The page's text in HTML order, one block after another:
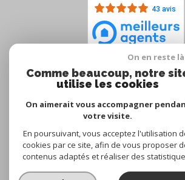
43 avis
Nous
adhérons
© 2026 | Tous droits réservés | Traduction
Nos honoraires
Plan du site Mentions légales
On en reste là
Comme beaucoup, notre
utilise les cookies
On aimerait vous accompagner
votre visite.
En poursuivant, vous acceptez l'utilisation
cookies par ce site, afin de vous proposer
contenus adaptés et réaliser des